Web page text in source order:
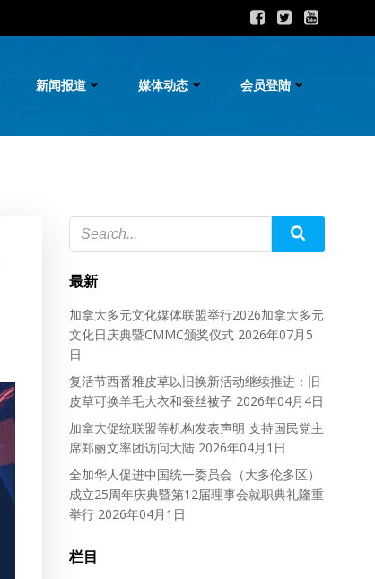
新闻报道 媒体动态 会员登陆
最新
加拿大多元文化媒体联盟举行2026加拿大多元
文化日庆典暨CMMC颁奖仪式 2026年07月5
日
复活节西番雅皮草以旧换新活动继续推进：旧
皮草可换羊毛大衣和蚕丝被子 2026年04月4日
加拿大促统联盟等机构发表声明 支持国民党主
席郑丽文率团访问大陆 2026年04月1日
全加华人促进中国统一委员会（大多伦多区）
成立25周年庆典暨第12届理事会就职典礼隆重
举行 2026年04月1日
栏目